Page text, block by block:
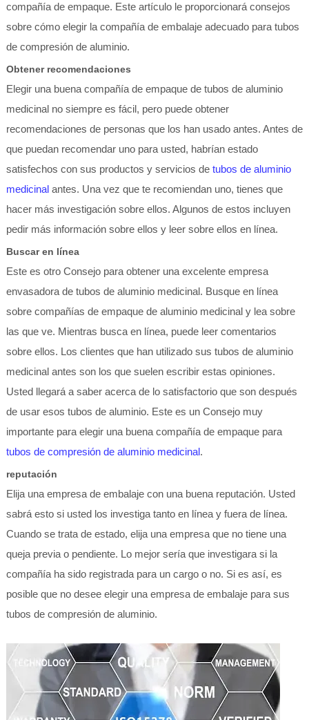
compañía de empaque. Este artículo le proporcionará consejos
sobre cómo elegir la compañía de embalaje adecuado para tubos
de compresión de aluminio.
Obtener recomendaciones
Elegir una buena compañía de empaque de tubos de aluminio
medicinal no siempre es fácil, pero puede obtener
recomendaciones de personas que los han usado antes. Antes de
que puedan recomendar uno para usted, habrían estado
satisfechos con sus productos y servicios de tubos de aluminio
medicinal antes. Una vez que te recomiendan uno, tienes que
hacer más investigación sobre ellos. Algunos de estos incluyen
pedir más información sobre ellos y leer sobre ellos en línea.
Buscar en línea
Este es otro Consejo para obtener una excelente empresa
envasadora de tubos de aluminio medicinal. Busque en línea
sobre compañías de empaque de aluminio medicinal y lea sobre
las que ve. Mientras busca en línea, puede leer comentarios
sobre ellos. Los clientes que han utilizado sus tubos de aluminio
medicinal antes son los que suelen escribir estas opiniones.
Usted llegará a saber acerca de lo satisfactorio que son después
de usar esos tubos de aluminio. Este es un Consejo muy
importante para elegir una buena compañía de empaque para
tubos de compresión de aluminio medicinal .
reputación
Elija una empresa de embalaje con una buena reputación. Usted
sabrá esto si usted los investiga tanto en línea y fuera de línea.
Cuando se trata de estado, elija una empresa que no tiene una
queja previa o pendiente. Lo mejor sería que investigara si la
compañía ha sido registrada para un cargo o no. Si es así, es
posible que no desee elegir una empresa de embalaje para sus
tubos de compresión de aluminio.